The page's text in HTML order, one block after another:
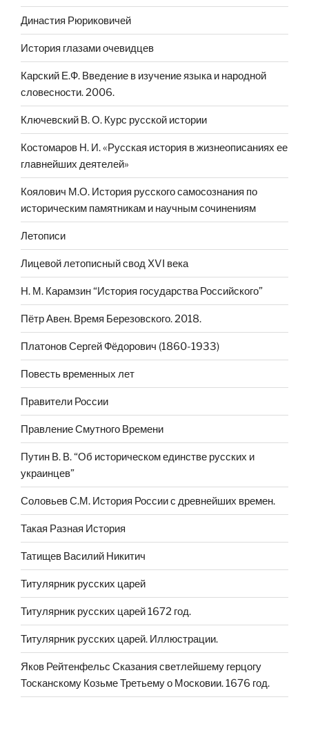
Династия Рюриковичей
История глазами очевидцев
Карский Е.Ф. Введение в изучение языка и народной
словесности. 2006.
Ключевский В. О. Курс русской истории
Костомаров Н. И. «Русская история в жизнеописаниях ее
главнейших деятелей»
Коялович М.О. История русского самосознания по
историческим памятникам и научным сочинениям
Летописи
Лицевой летописный свод XVI века
Н. М. Карамзин “История государства Российского”
Пётр Авен. Время Березовского. 2018.
Платонов Сергей Фёдорович (1860-1933)
Повесть временных лет
Правители России
Правление Смутного Времени
Путин В. В. “Об историческом единстве русских и
украинцев”
Соловьев С.М. История России с древнейших времен.
Такая Разная История
Татищев Василий Никитич
Титулярник русских царей
Титулярник русских царей 1672 год.
Титулярник русских царей. Иллюстрации.
Яков Рейтенфельс Сказания светлейшему герцогу
Тосканскому Козьме Третьему о Московии. 1676 год.